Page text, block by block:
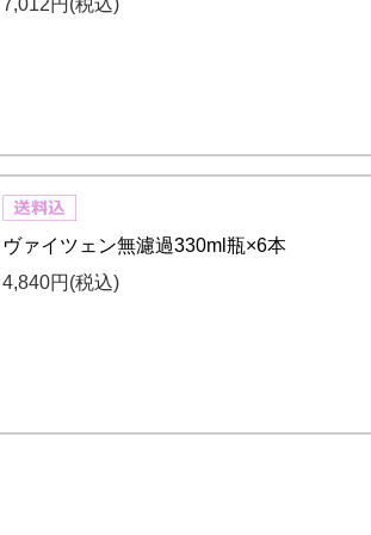
7,012円 (税込)
ヴァイツェン無濾過330ml瓶×6本
4,840円 (税込)